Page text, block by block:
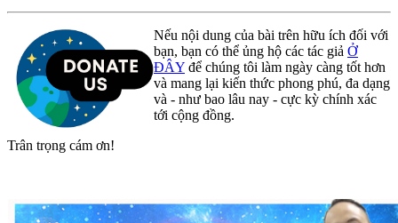
Nếu nội dung của bài trên hữu ích đối với
bạn, bạn có thể ủng hộ các tác giả Ở
ĐÂY để chúng tôi làm ngày càng tốt hơn
và mang lại kiến thức phong phú, đa dạng
và - như bao lâu nay - cực kỳ chính xác
tới cộng đồng.
Trân trọng cám ơn!